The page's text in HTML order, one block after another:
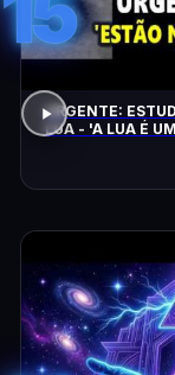
URGENTE:
LUA - 'A LUA É